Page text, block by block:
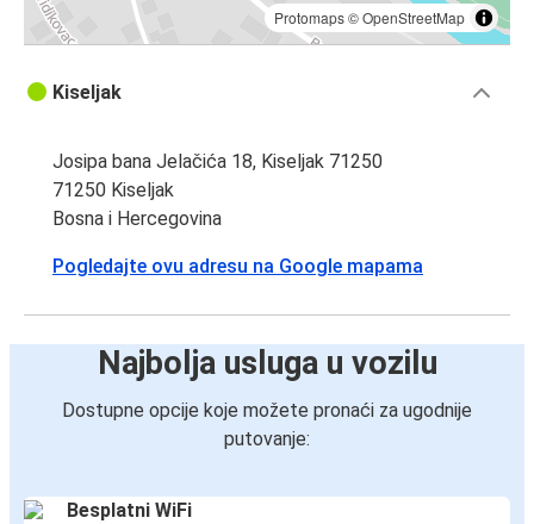
Protomaps©OpenStreetMap
Kiseljak
Josipa bana Jelačića 18, Kiseljak 71250
71250 Kiseljak
Bosna i Hercegovina
Pogledajte ovu adresu na Google mapama
Najbolja usluga u vozilu
Dostupne opcije koje možete pronaći za ugodnije
putovanje:
Besplatni WiFi